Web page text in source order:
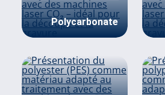
Polycarbonate